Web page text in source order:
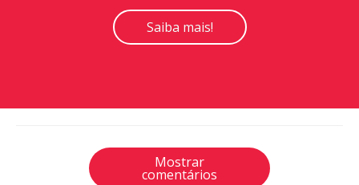
Saiba mais!
Mostrar
comentários